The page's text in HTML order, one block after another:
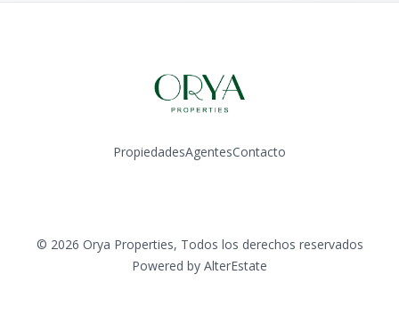
PropiedadesAgentesContacto
© 2026 Orya Properties, Todos los derechos reservados
Powered by AlterEstate